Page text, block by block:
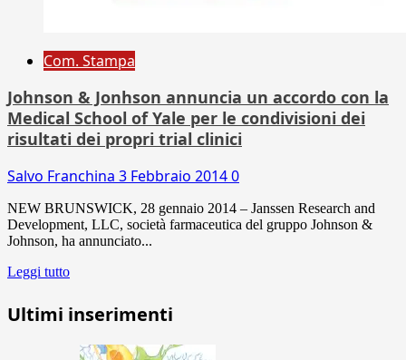
Com. Stampa
Johnson & Jonhson annuncia un accordo con la
Medical School of Yale per le condivisioni dei
risultati dei propri trial clinici
Salvo Franchina 3 Febbraio 20140
NEW BRUNSWICK, 28 gennaio 2014 – Janssen Research and
Development, LLC, società farmaceutica del gruppo Johnson &
Johnson, ha annunciato...
Leggi tutto
Ultimi inserimenti